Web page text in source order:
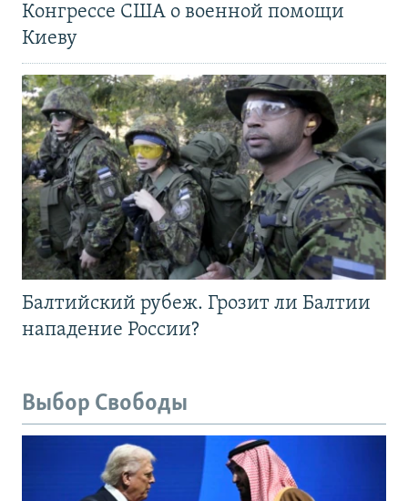
Конгрессе США о военной помощи
Киеву
Балтийский рубеж. Грозит ли Балтии
нападение России?
Выбор Свободы